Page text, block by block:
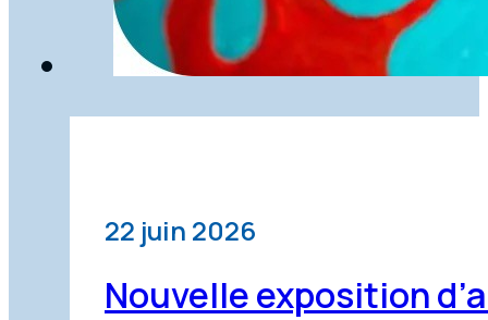
22 juin 2026
Nouvelle exposition